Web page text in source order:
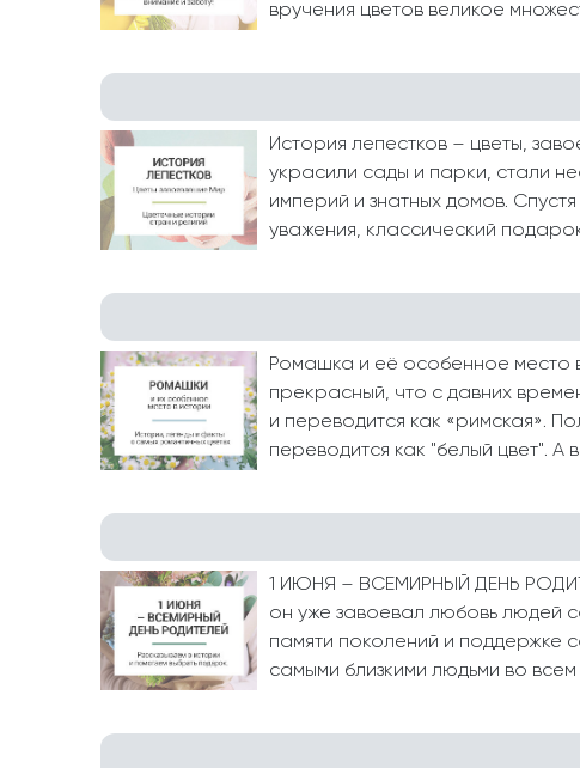
Сердца из роз
вручения цветов великое
История лепестков – цветы,
украсили сады и парки, стали
империй и знатных домов.
уважения, классический
Ромашка и её особенное место
прекрасный, что с давних
и переводится как «римская».
переводится как "белый цвет". А
1 ИЮНЯ – ВСЕМИРНЫЙ ДЕНЬ
он уже завоевал любовь людей
памяти поколений и поддержке
самыми близкими людьми во